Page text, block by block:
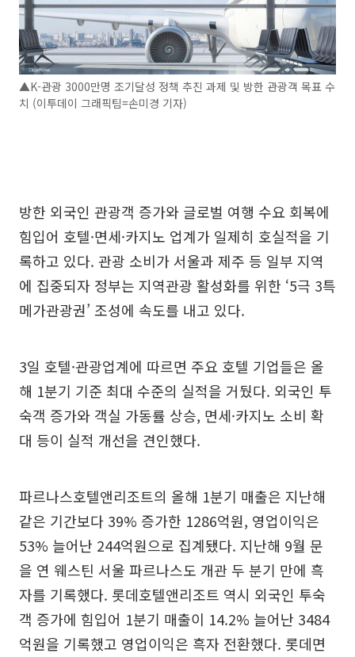
▲K-관광 3000만명 조기달성 정책 추진 과제 및 방한 관광객 목표 수
치 (이투데이 그래픽팀=손미경 기자)
방한 외국인 관광객 증가와 글로벌 여행 수요 회복에
힘입어 호텔·면세·카지노 업계가 일제히 호실적을 기
록하고 있다. 관광 소비가 서울과 제주 등 일부 지역
에 집중되자 정부는 지역관광 활성화를 위한 ‘5극 3특
메가관광권’ 조성에 속도를 내고 있다.
3일 호텔·관광업계에 따르면 주요 호텔 기업들은 올
해 1분기 기준 최대 수준의 실적을 거뒀다. 외국인 투
숙객 증가와 객실 가동률 상승, 면세·카지노 소비 확
대 등이 실적 개선을 견인했다.
파르나스호텔앤리조트의 올해 1분기 매출은 지난해
같은 기간보다 39% 증가한 1286억원, 영업이익은
53% 늘어난 244억원으로 집계됐다. 지난해 9월 문
을 연 웨스틴 서울 파르나스도 개관 두 분기 만에 흑
자를 기록했다. 롯데호텔앤리조트 역시 외국인 투숙
객 증가에 힘입어 1분기 매출이 14.2% 늘어난 3484
억원을 기록했고 영업이익은 흑자 전환했다. 롯데면